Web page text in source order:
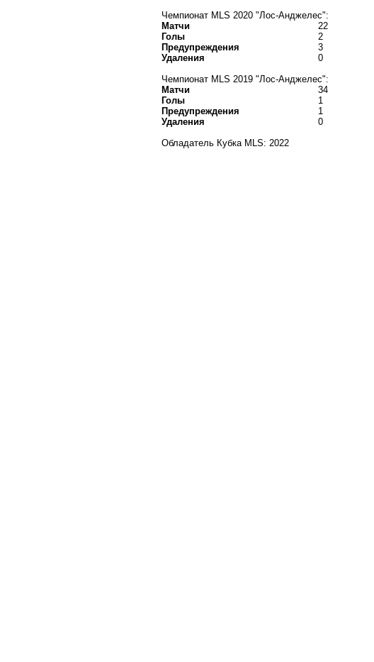
Чемпионат MLS 2020 "Лос-Анджелес":
Матчи
22
Голы
2
Предупреждения
3
Удаления
0
Чемпионат MLS 2019 "Лос-Анджелес":
Матчи
34
Голы
1
Предупреждения
1
Удаления
0
Обладатель Кубка MLS: 2022